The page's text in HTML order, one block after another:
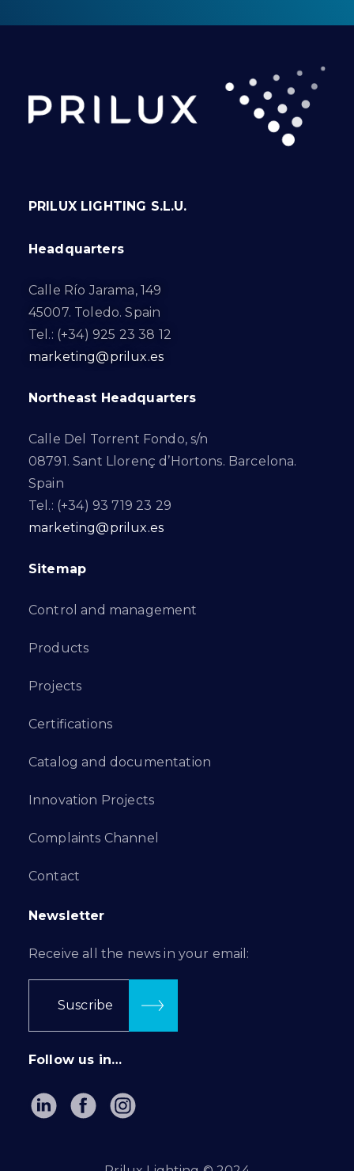
PRILUX LIGHTING S.L.U.
Headquarters
Calle Río Jarama, 149
45007. Toledo. Spain
Tel.: (+34) 925 23 38 12
marketing@prilux.es
Northeast Headquarters
Calle Del Torrent Fondo, s/n
08791. Sant Llorenç d’Hortons. Barcelona.
Spain
Tel.: (+34) 93 719 23 29
marketing@prilux.es
Sitemap
Control and management
Products
Projects
Certifications
Catalog and documentation
Innovation Projects
Complaints Channel
Contact
Newsletter
Receive all the news in your email:
Suscribe
Follow us in…